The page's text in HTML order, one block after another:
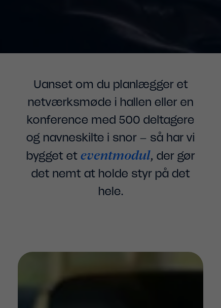
Uanset om du planlægger et
netværksmøde i hallen eller en
konference med 500 deltagere
og navneskilte i snor – så har vi
bygget et eventmodul, der gør
det nemt at holde styr på det
hele.